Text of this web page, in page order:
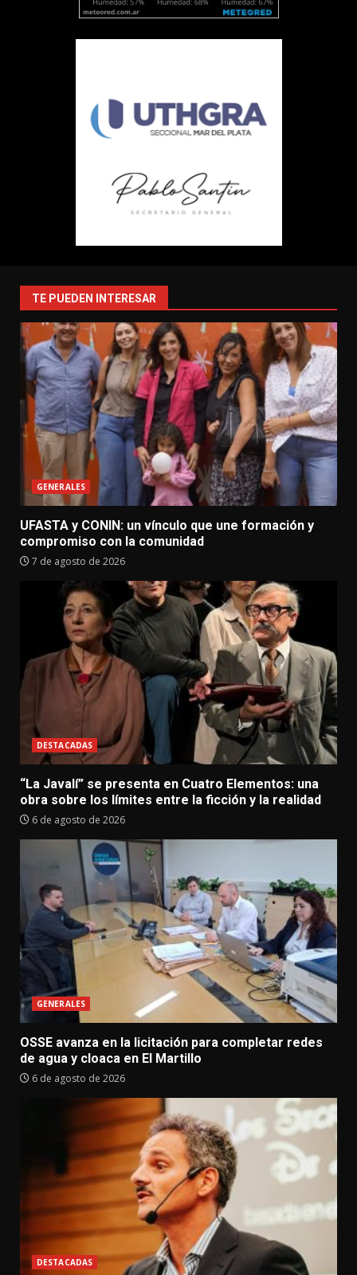
TE PUEDEN INTERESAR
GENERALES
UFASTA y CONIN: un vínculo que une formación y
compromiso con la comunidad
7 de agosto de 2026
DESTACADAS
“La Javalí” se presenta en Cuatro Elementos: una
obra sobre los límites entre la ficción y la realidad
6 de agosto de 2026
GENERALES
OSSE avanza en la licitación para completar redes
de agua y cloaca en El Martillo
6 de agosto de 2026
DESTACADAS